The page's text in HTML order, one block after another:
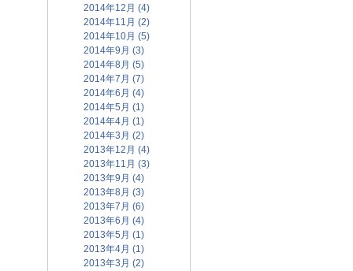
2014年12月 (4)
2014年11月 (2)
2014年10月 (5)
2014年9月 (3)
2014年8月 (5)
2014年7月 (7)
2014年6月 (4)
2014年5月 (1)
2014年4月 (1)
2014年3月 (2)
2013年12月 (4)
2013年11月 (3)
2013年9月 (4)
2013年8月 (3)
2013年7月 (6)
2013年6月 (4)
2013年5月 (1)
2013年4月 (1)
2013年3月 (2)